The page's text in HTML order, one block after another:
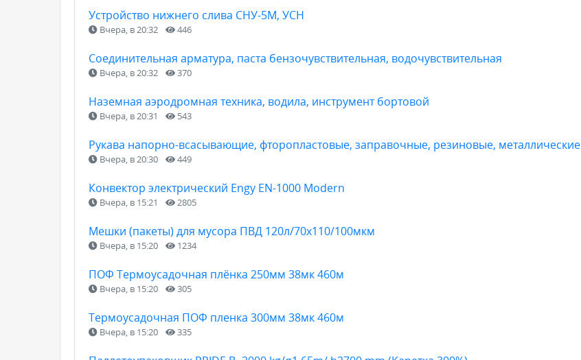
Устройство нижнего слива СНУ-5М, УСН
Вчера, в 20:32 446
Соединительная арматура, паста бензочувствительная, водочувствительная
Вчера, в 20:32 370
Наземная аэродромная техника, водила, инструмент бортовой
Вчера, в 20:31 543
Рукава напорно-всасывающие, фторопластовые, заправочные, резиновые, металлические
Вчера, в 20:30 449
Конвектор электрический Engy EN-1000 Modern
Вчера, в 15:21 2805
Мешки (пакеты) для мусора ПВД 120л/70х110/100мкм
Вчера, в 15:20 1234
ПОФ Термоусадочная плёнка 250мм 38мк 460м
Вчера, в 15:20 305
Термоусадочная ПОФ пленка 300мм 38мк 460м
Вчера, в 15:20 335